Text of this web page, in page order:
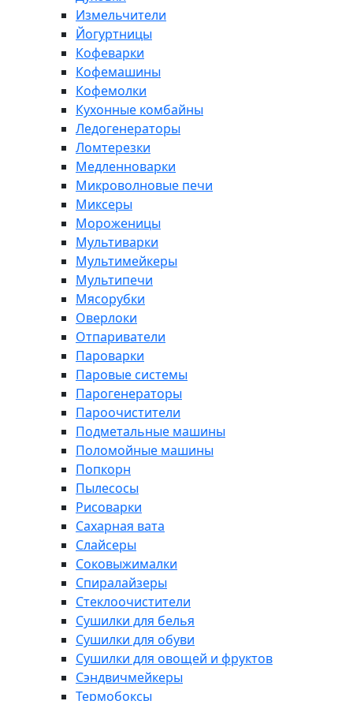
Измельчители
Йогуртницы
Кофеварки
Кофемашины
Кофемолки
Кухонные комбайны
Ледогенераторы
Ломтерезки
Медленноварки
Микроволновые печи
Миксеры
Мороженицы
Мультиварки
Мультимейкеры
Мультипечи
Мясорубки
Оверлоки
Отпариватели
Пароварки
Паровые системы
Парогенераторы
Пароочистители
Подметальные машины
Поломойные машины
Попкорн
Пылесосы
Рисоварки
Сахарная вата
Слайсеры
Соковыжималки
Спиралайзеры
Стеклоочистители
Сушилки для белья
Сушилки для обуви
Сушилки для овощей и фруктов
Сэндвичмейкеры
Термобоксы